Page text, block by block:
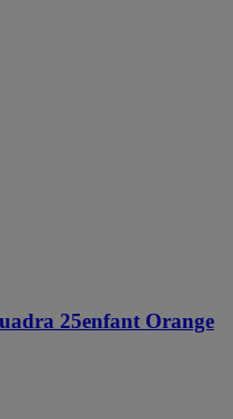
25enfant Orange